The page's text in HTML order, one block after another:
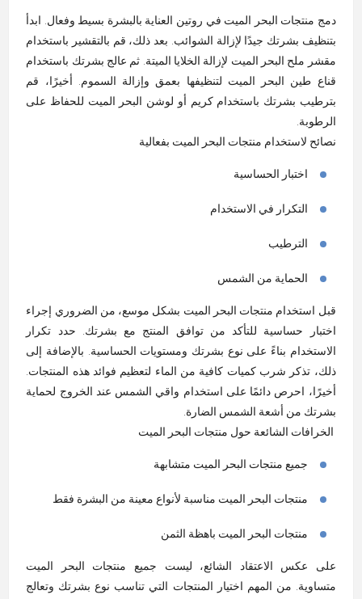
دمج منتجات البحر الميت في روتين العناية بالبشرة بسيط وفعال. ابدأ
بتنظيف بشرتك جيدًا لإزالة الشوائب. بعد ذلك، قم بالتقشير باستخدام
مقشر ملح البحر الميت لإزالة الخلايا الميتة. ثم عالج بشرتك باستخدام
قناع طين البحر الميت لتنظيفها بعمق وإزالة السموم. أخيرًا، قم
بترطيب بشرتك باستخدام كريم أو لوشن البحر الميت للحفاظ على
الرطوبة
نصائح لاستخدام منتجات البحر الميت بفعالية
اختبار الحساسية
التكرار في الاستخدام
الترطيب
الحماية من الشمس
قبل استخدام منتجات البحر الميت بشكل موسع، من الضروري إجراء
اختبار حساسية للتأكد من توافق المنتج مع بشرتك. حدد تكرار
الاستخدام بناءً على نوع بشرتك ومستويات الحساسية. بالإضافة إلى
ذلك، تذكر شرب كميات كافية من الماء لتعظيم فوائد هذه المنتجات.
أخيرًا، احرص دائمًا على استخدام واقي الشمس عند الخروج لحماية
بشرتك من أشعة الشمس الضارة
الخرافات الشائعة حول منتجات البحر الميت
جميع منتجات البحر الميت متشابهة
منتجات البحر الميت مناسبة لأنواع معينة من البشرة فقط
منتجات البحر الميت باهظة الثمن
على عكس الاعتقاد الشائع، ليست جميع منتجات البحر الميت
متساوية. من المهم اختيار المنتجات التي تناسب نوع بشرتك وتعالج